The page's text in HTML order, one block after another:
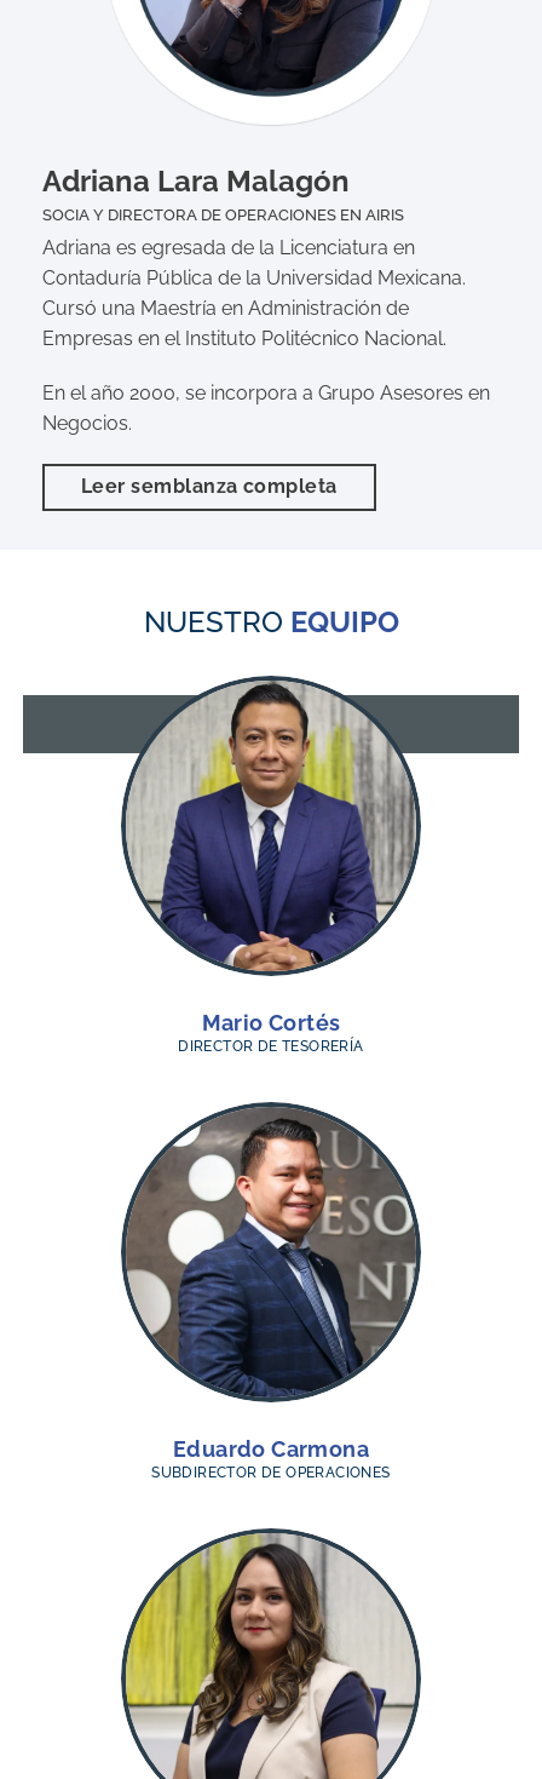
Adriana Lara Malagón
SOCIA Y DIRECTORA DE OPERACIONES EN AIRIS
Adriana es egresada de la Licenciatura en
Contaduría Pública de la Universidad Mexicana.
Cursó una Maestría en Administración de
Empresas en el Instituto Politécnico Nacional.
En el año 2000, se incorpora a Grupo Asesores en
Negocios.
Leer semblanza completa
NUESTRO EQUIPO
Mario Cortés
DIRECTOR DE TESORERÍA
Eduardo Carmona
SUBDIRECTOR DE OPERACIONES